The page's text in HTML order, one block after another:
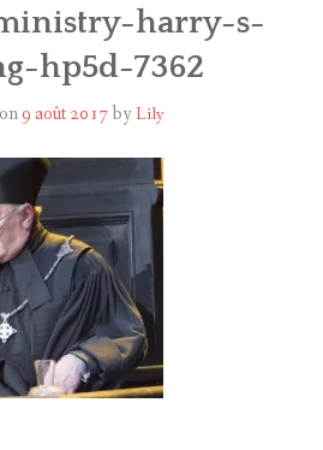
harry-s-
hp5d-7362
9 août 2017by Lily